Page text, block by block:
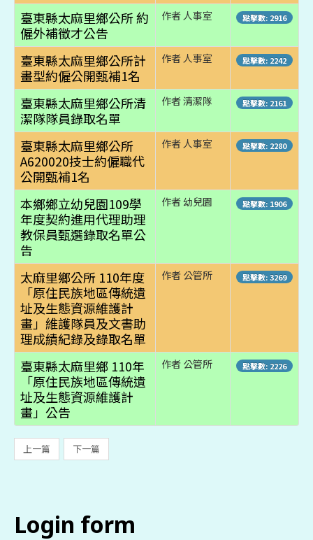
臺東縣太麻里鄉公所 約
僱外補徵才公告
作者 人事室 點擊數: 2916
臺東縣太麻里鄉公所計
畫型約僱公開甄補1名
作者 人事室 點擊數: 2242
臺東縣太麻里鄉公所清
潔隊隊員錄取名單
作者 清潔隊 點擊數: 2161
臺東縣太麻里鄉公所
A620020技士約僱職代
公開甄補1名
作者 人事室 點擊數: 2280
本鄉鄉立幼兒園109學
年度契約進用代理助理
教保員甄選錄取名單公
告
作者 幼兒園 點擊數: 1906
太麻里鄉公所 110年度
「原住民族地區傳統遺
址及生態資源維護計
畫」維護隊員及文書助
理成績紀錄及錄取名單
作者 公管所 點擊數: 3269
臺東縣太麻里鄉 110年
「原住民族地區傳統遺
址及生態資源維護計
畫」公告
作者 公管所 點擊數: 2226
上一篇 下一篇
login form